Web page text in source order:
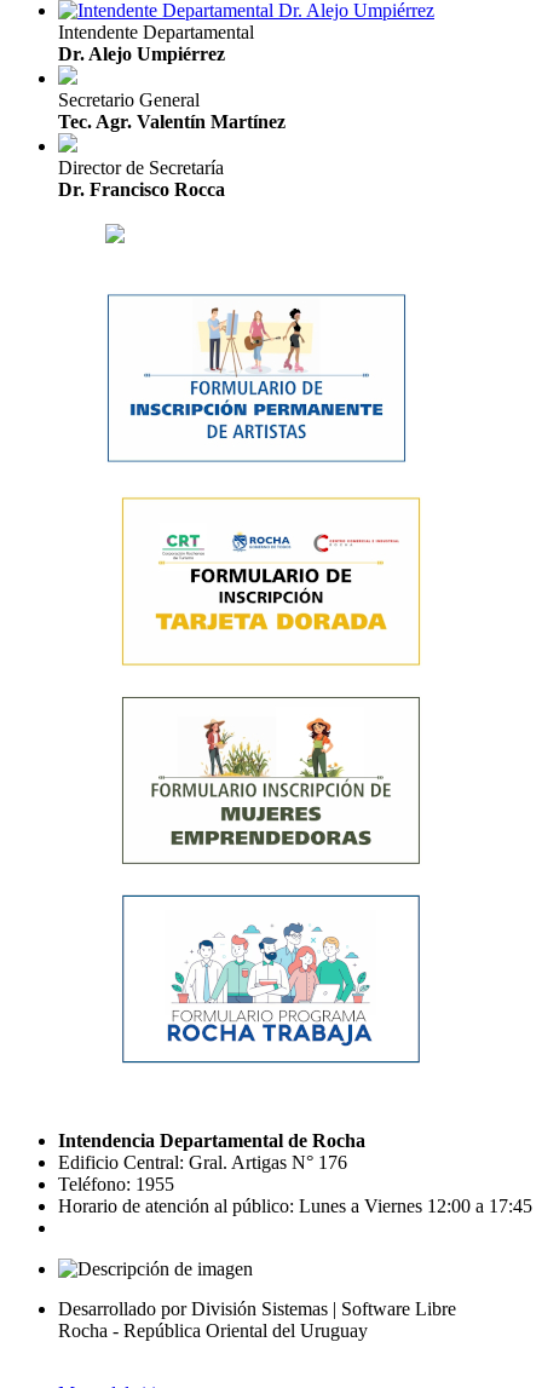
Intendente Departamental
Dr. Alejo Umpiérrez
Secretario General
Tec. Agr. Valentín Martínez
Director de Secretaría
Dr. Francisco Rocca
Intendencia Departamental de Rocha
Edificio Central: Gral. Artigas N° 176
Teléfono: 1955
Horario de atención al público: Lunes a Viernes 12:00 a 17:45
Desarrollado por División Sistemas | Software Libre
Rocha - República Oriental del Uruguay